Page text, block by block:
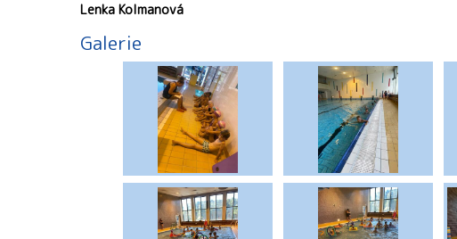
Lenka Kolmanová
Galerie